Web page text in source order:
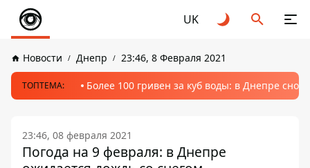
UK
Новости Днепр 23:46, 8 Февраля 2021
ТОПТЕМА: Более 100 гривен за куб воды: в Днепре
23:46, 08 февраля 2021
Погода на 9 февраля: в Днепре